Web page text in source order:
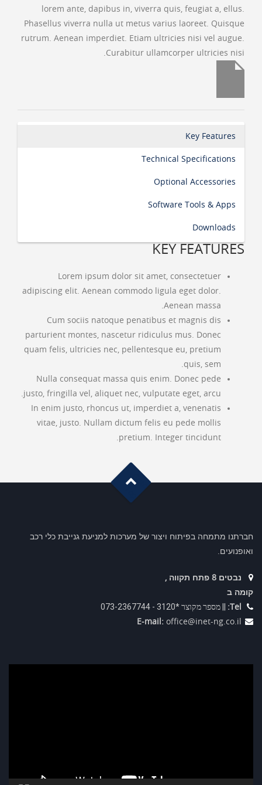
lorem ante, dapibus in, viverra quis, feugiat a, ellus.
Phasellus viverra nulla ut metus varius laoreet. Quisque
rutrum. Aenean imperdiet. Etiam ultricies nisi vel augue.
Curabitur ullamcorper ultricies nisi.
Key Features
Technical Specifications
Optional Accessories
Software Tools & Apps
Downloads
KEY FEATURES
Lorem ipsum dolor sit amet, consectetuer
adipiscing elit. Aenean commodo ligula eget dolor.
Aenean massa.
Cum sociis natoque penatibus et magnis dis
parturient montes, nascetur ridiculus mus. Donec
quam felis, ultricies nec, pellentesque eu, pretium
quis, sem.
Nulla consequat massa quis enim. Donec pede
justo, fringilla vel, aliquet nec, vulputate eget, arcu.
In enim justo, rhoncus ut, imperdiet a, venenatis
vitae, justo. Nullam dictum felis eu pede mollis
pretium. Integer tincidunt.
חברתנו מתמחה בפיתוח ויצור של מערכות למניעת גנייבת כלי רכב
ואופנועים.
נבטים 8 פתח תקווה ,
קומה ב
Tel:
|| מספר מקוצר *3120 - 073-2367744
E-mail: office@inet-ng.co.il
G
o
t
o
T
o
p